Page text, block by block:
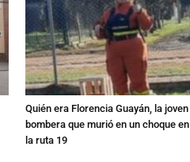
Quién era Florencia Guayán, la joven
bombera que murió en un choque en
la ruta 19